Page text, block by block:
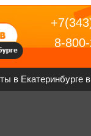
8-
в Екатеринбурге